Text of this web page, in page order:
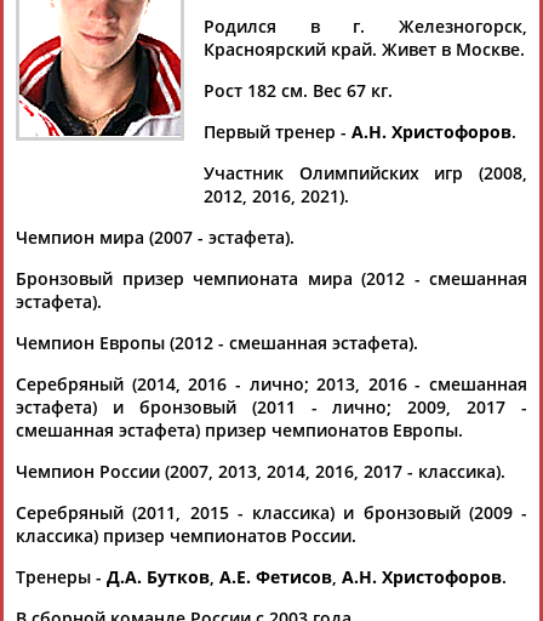
Дмитрий
ПОЛЯНСКИЙ
Дмитрий
ПОЛЯНСКИЙ
Ваш запрос: "Дмитрий Полянский"
Документы 1-10 из 33 найденных уникальных документов
В Москве прошёл спортивный праздник, приуроченный к
102-летию Всероссийского физкультурно-спортивного
...чемпион мира и Европы по триатлону старший лейтенант
Дмитрий
Полянский. Участников спортивного праздника...
(Проект:Информационное агентство СТАДИОН)
России по триатлону
Дмитрий Полянскийназначен на пост главного тренера
служба Федерации т... ...Об этом сообщает пресс-служба
Родился в г. Железногорск,
Красноярский край. Живет в Москве.
Рост 182 см. Вес 67 кг.
Первый тренер - А.Н. Христофоров.
Участник Олимпийских игр (2008,
2012, 2016, 2021).
Чемпион мира (2007 - эстафета).
Бронзовый призер чемпионата мира (2012 - смешанная
эстафета).
Чемпион Европы (2012 - смешанная эстафета).
Серебряный (2014, 2016 - лично; 2013, 2016 - смешанная
эстафета) и бронзовый (2011 - лично; 2009, 2017 -
смешанная эстафета) призер чемпионатов Европы.
Чемпион России (2007, 2013, 2014, 2016, 2017 - классика).
Серебряный (2011, 2015 - классика) и бронзовый (2009 -
классика) призер чемпионатов России.
Тренеры - Д.А. Бутков, А.Е. Фетисов, А.Н. Христофоров.